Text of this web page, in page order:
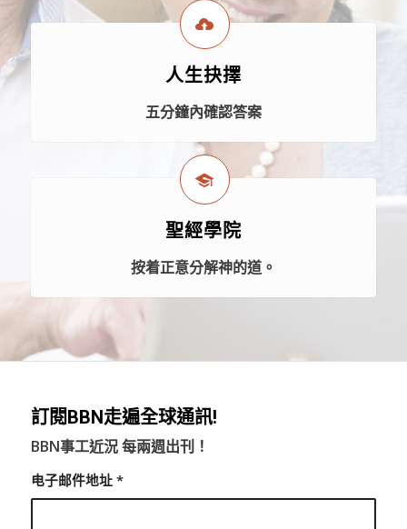
人生抉擇
五分鐘內確認答案
聖經學院
按着正意分解神的道。
訂閱BBN走遍全球通訊!
BBN事工近況 每兩週出刊！
电子邮件地址 *